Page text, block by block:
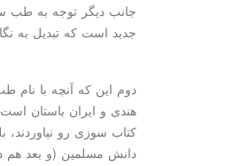
جانب دیگر توجه به طب
جدید است كه تبدیل به نگاهی جهانی شده و سال
دوم این كه آنچه با
هندی و ایران باستان
كتاب سوزی رو
دانش مسلمین (و بعد هم